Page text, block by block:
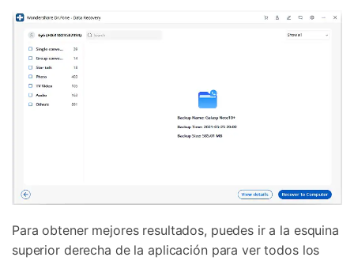
Para obtener mejores resultados, puedes ir a la esquina
superior derecha de la aplicación para ver todos los